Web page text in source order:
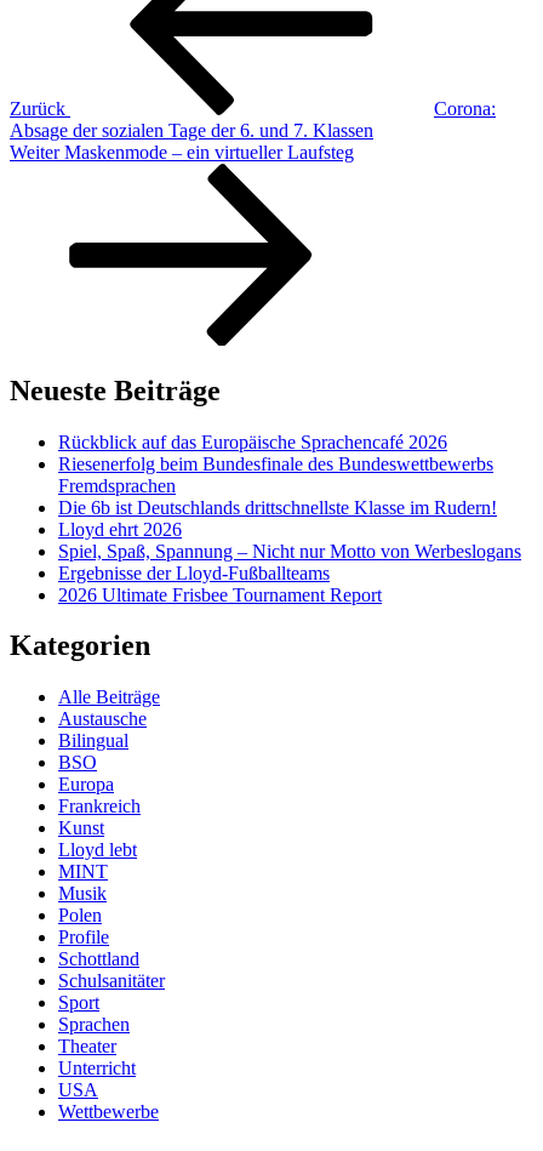
Zurück
Corona:
Absage der sozialen Tage der 6. und 7. Klassen
Nächster
Weiter Maskenmode – ein virtueller Laufsteg
Neueste Beiträge
Rückblick auf das Europäische Sprachencafé 2026
Riesenerfolg beim Bundesfinale des Bundeswettbewerbs
Fremdsprachen
Die 6b ist Deutschlands drittschnellste Klasse im Rudern!
Lloyd ehrt 2026
Spiel, Spaß, Spannung – Nicht nur Motto von Werbeslogans
Ergebnisse der Lloyd-Fußballteams
2026 Ultimate Frisbee Tournament Report
Kategorien
Alle Beiträge
Austausche
Bilingual
BSO
Europa
Frankreich
Kunst
Lloyd lebt
MINT
Musik
Polen
Profile
Schottland
Schulsanitäter
Sport
Sprachen
Theater
Unterricht
USA
Wettbewerbe